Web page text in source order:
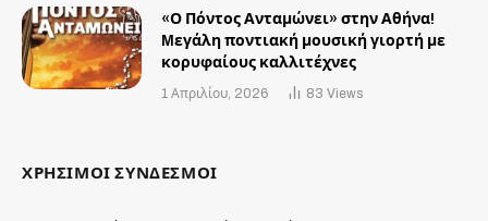
«Ο Πόντος Ανταμώνει» στην Αθήνα!
Mεγάλη ποντιακή μουσική γιορτή με
κορυφαίους καλλιτέχνες
1 Απριλίου, 2026 83 Views
ΧΡΗΣΙΜΟΙ ΣΥΝΔΕΣΜΟΙ